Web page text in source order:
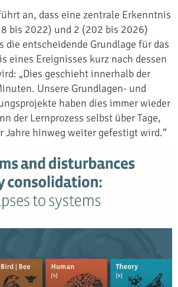
an, dass eine zentrale Erkenntnis
bis 2022) und 2 (202 bis 2026)
die entscheidende Grundlage für das
eines Ereignisses kurz nach dessen
„Dies geschieht innerhalb der
Unsere Grundlagen- und
haben dies immer wieder
der Lernprozess selbst über Tage,
Jahre hinweg weiter gefestigt wird.“